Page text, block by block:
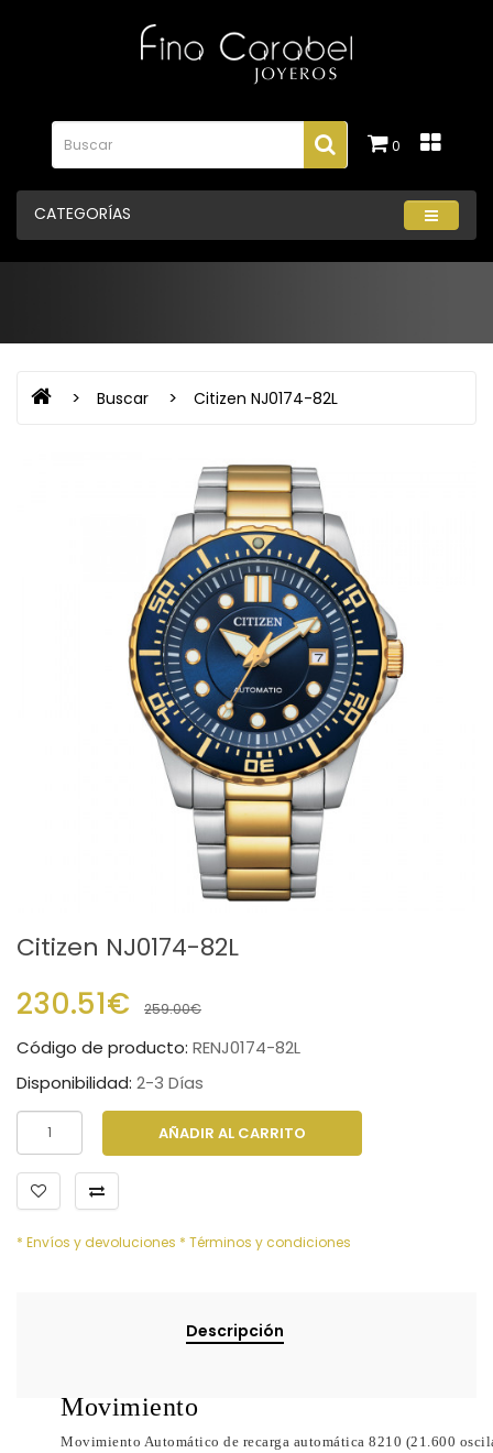
0
CATEGORÍAS
Buscar Citizen NJ0174-82L
Citizen NJ0174-82L
230.51€ 259.00€
Código de producto: RENJ0174-82L
Disponibilidad: 2-3 Días
AÑADIR AL CARRITO
* Envíos y devoluciones * Términos y condiciones
Descripción
Movimiento
Movimiento Automático de recarga automática 8210 (21.600